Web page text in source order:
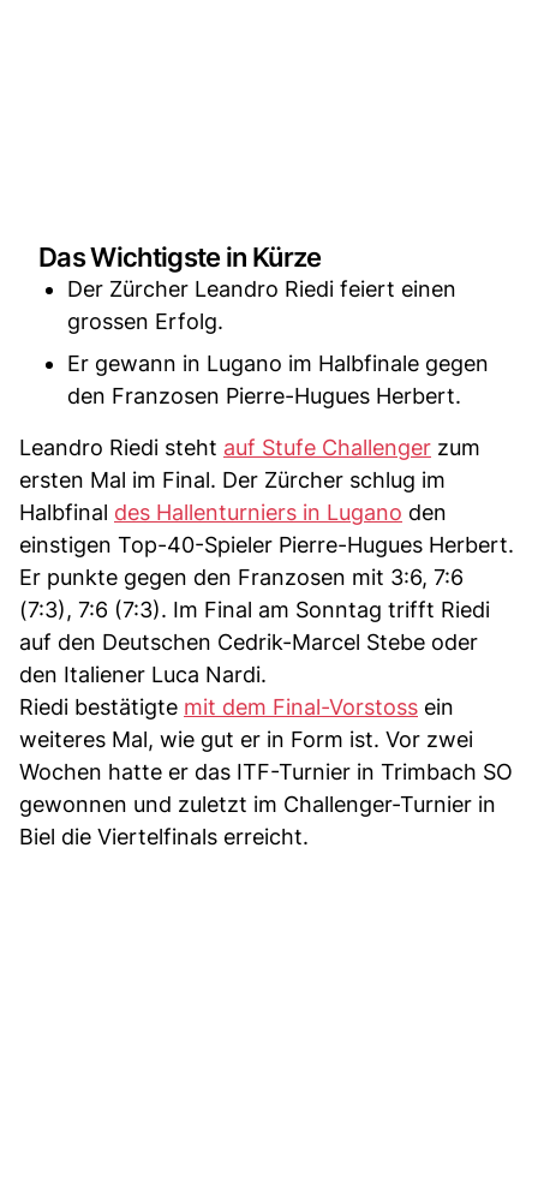
Das Wichtigste in Kürze
Der Zürcher Leandro Riedi feiert einen
grossen Erfolg.
Er gewann in Lugano im Halbfinale gegen
den Franzosen Pierre-Hugues Herbert.
Leandro Riedi steht auf Stufe Challenger zum
ersten Mal im Final. Der Zürcher schlug im
Halbfinal des Hallenturniers in Lugano den
einstigen Top-40-Spieler Pierre-Hugues Herbert.
Er punkte gegen den Franzosen mit 3:6, 7:6
(7:3), 7:6 (7:3). Im Final am Sonntag trifft Riedi
auf den Deutschen Cedrik-Marcel Stebe oder
den Italiener Luca Nardi.
Riedi bestätigte mit dem Final-Vorstoss ein
weiteres Mal, wie gut er in Form ist. Vor zwei
Wochen hatte er das ITF-Turnier in Trimbach SO
gewonnen und zuletzt im Challenger-Turnier in
Biel die Viertelfinals erreicht.